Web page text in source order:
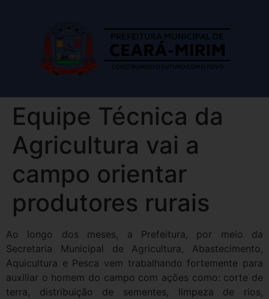
Equipe Técnica da
Agricultura vai a
campo orientar
produtores rurais
Ao longo dos meses, a Prefeitura, por meio da
Secretaria Municipal de Agricultura, Abastecimento,
Aquicultura e Pesca vem trabalhando fortemente para
auxiliar o homem do campo com ações como: corte de
terra, distribuição de sementes, limpeza de rios,